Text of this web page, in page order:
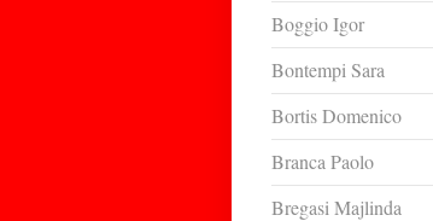
Boggio Igor
Bontempi Sara
Bortis Domenico
Branca Paolo
Bregasi Majlinda